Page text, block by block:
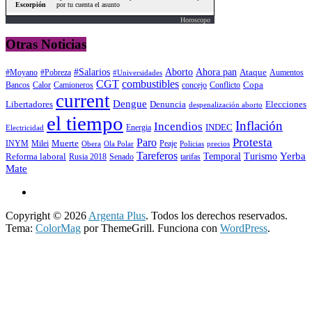
Horoscopo
Otras Noticias
#Moyano #Pobreza #Salarios #Universidades Aborto Ahora pan Ataque Aumentos
Bancos Calor Camioneros CGT combustibles concejo Conflicto Copa
Libertadores current Dengue Denuncia despenalización aborto Elecciones
Electricidad el tiempo Energia Incendios INDEC Inflación
INYM Milei Muerte Obera Ola Polar Paro Peaje Policias precios Protesta
Reforma laboral Rusia 2018 Senado Tareferos tarifas Temporal Turismo Yerba
Mate
Copyright © 2026 Argenta Plus. Todos los derechos reservados.
Tema: ColorMag por ThemeGrill. Funciona con WordPress.